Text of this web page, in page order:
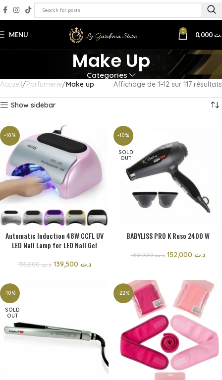
MENU 0
Make Up
Categories
Accueil Parfumerie Make up Affichage de 1–12 sur 117 résultats
Show sidebar
-10%
Automatic Induction 48W CCFL UV
LED Nail Lamp for LED Nail Gel
د.ت155,000 د.ت
-10%
SOLD
OUT
BABYLISS PRO K Ruso 2400 W
د.ت169,000 د.ت
-10%
SOLD
OUT
-22%